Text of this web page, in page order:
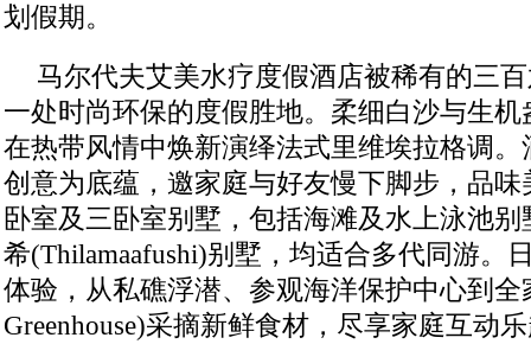
划假期。
马尔代夫艾美水疗度假酒店被稀有的三
一处时尚环保的度假胜地。柔细白沙与生
在热带风情中焕新演绎法式里维埃拉格调
创意为底蕴，邀家庭与好友慢下脚步，品
卧室及三卧室别墅，包括海滩及水上泳池
希(Thilamaafushi)别墅，均适合多代同游。
体验，从私礁浮潜、参观海洋保护中心到全
Greenhouse)采摘新鲜食材，尽享家庭互动